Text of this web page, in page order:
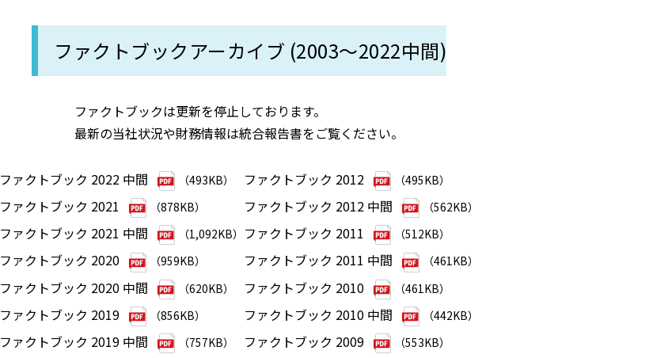
ファクトブックアーカイブ (2003～2022中間)
ファクトブックは更新を停止しております。
最新の当社状況や財務情報は統合報告書をご覧ください。
ファクトブック 2022 中間 （493KB）
ファクトブック 2021 （878KB）
ファクトブック 2021 中間 （1,092KB）
ファクトブック 2020 （959KB）
ファクトブック 2020 中間 （620KB）
ファクトブック 2019 （856KB）
ファクトブック 2019 中間 （757KB）
ファクトブック 2012 （495KB）
ファクトブック 2012 中間 （562KB）
ファクトブック 2011 （512KB）
ファクトブック 2011 中間 （461KB）
ファクトブック 2010 （461KB）
ファクトブック 2010 中間 （442KB）
ファクトブック 2009 （553KB）